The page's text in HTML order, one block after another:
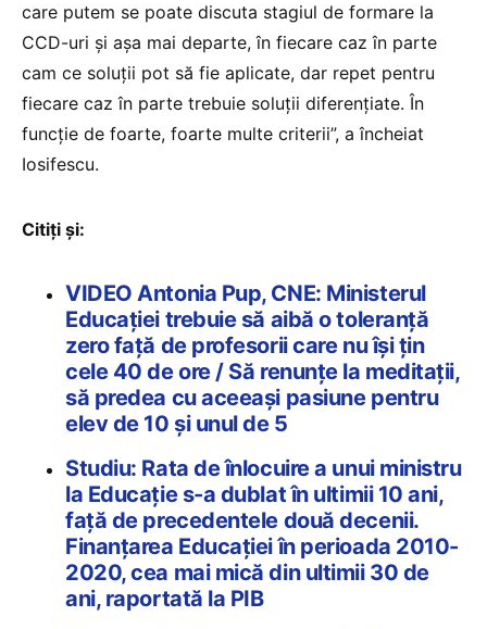
care putem se poate discuta stagiul de formare la
CCD-uri și așa mai departe, în fiecare caz în parte
cam ce soluții pot să fie aplicate, dar repet pentru
fiecare caz în parte trebuie soluții diferențiate. În
funcție de foarte, foarte multe criterii”, a încheiat
Iosifescu.
Citiți și:
VIDEO Antonia Pup, CNE: Ministerul
Educației trebuie să aibă o toleranță
zero față de profesorii care nu își țin
cele 40 de ore / Să renunțe la meditații,
să predea cu aceeași pasiune pentru
elev de 10 și unul de 5
Studiu: Rata de înlocuire a unui ministru
la Educație s-a dublat în ultimii 10 ani,
față de precedentele două decenii.
Finanțarea Educației în perioada 2010-
2020, cea mai mică din ultimii 30 de
ani, raportată la PIB